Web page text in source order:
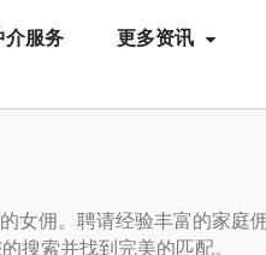
介服务 更多资讯
女佣。聘请经验丰富的家庭
搜索并找到完美的匹配。